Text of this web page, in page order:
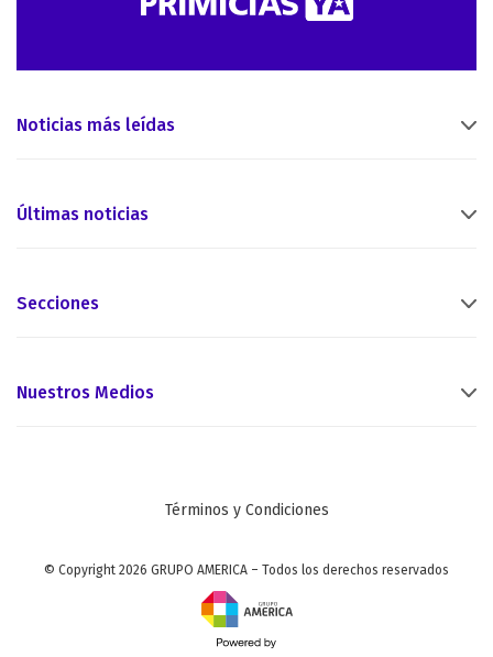
Noticias más leídas
Últimas noticias
Secciones
Nuestros Medios
Términos y Condiciones
© Copyright 2026 GRUPO AMERICA – Todos los derechos reservados